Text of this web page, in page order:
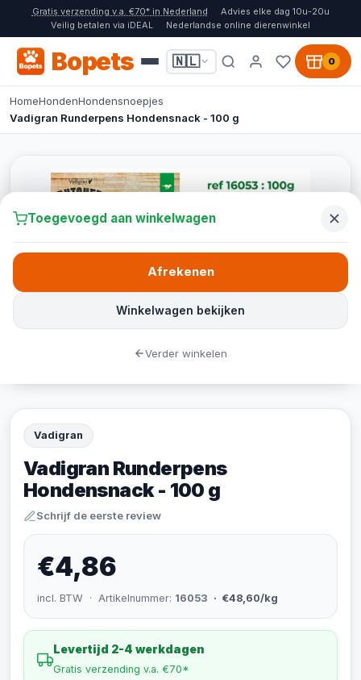
Gratis verzending v.a. €70* in Nederland
Advies elke dag 10u-20u
Veilig betalen via iDEAL
Nederlandse online dierenwinkel
Bopets 🇳🇱 0
HomeHondenHondensnoepjes
Vadigran Runderpens Hondensnack - 100 g
Vadigran
Vadigran Runderpens
Hondensnack - 100 g
Schrijf de eerste review
€4,86
incl. BTW · Artikelnummer: 16053 · €48,60/kg
Levertijd 2-4 werkdagen
Gratis verzending v.a. €70*
Toegevoegd aan winkelwagen
Winkelwagen bekijken
Afrekenen
Verder winkelen